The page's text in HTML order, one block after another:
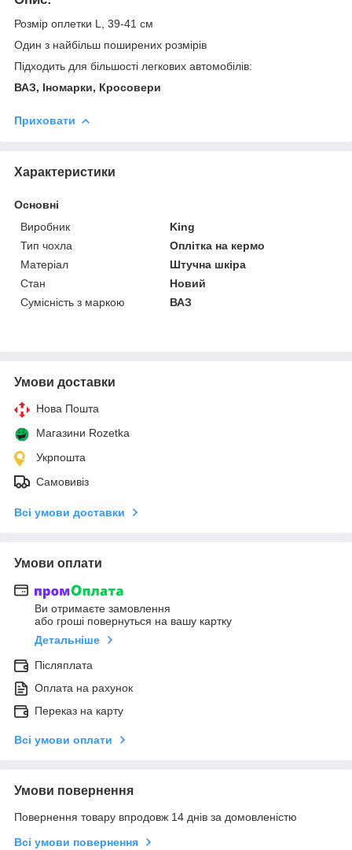
Розмір оплетки L, 39-41 см
Один з найбільш поширених розмірів
Підходить для більшості легкових автомобілів:
ВАЗ, Іномарки, Кросовери
Приховати
Характеристики
Основні
Виробник
King
Тип чохла
Оплітка на кермо
Матеріал
Штучна шкіра
Стан
Новий
Сумісність з маркою
ВАЗ
Умови доставки
Нова Пошта
Магазини Rozetka
Укрпошта
Самовивіз
Всі умови доставки
Умови оплати
Ви отримаєте замовлення
або гроші повернуться на вашу картку
Детальніше
Післяплата
Оплата на рахунок
Переказ на карту
Всі умови оплати
Умови повернення
Повернення товару впродовж 14 днів за домовленістю
Всі умови повернення